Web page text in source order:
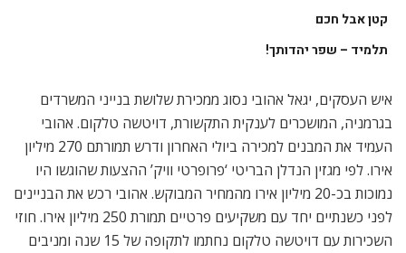
קטן אבל חכם
תלמיד – שפר יהדותך!
איש העסקים, יגאל אהובי נסוג ממכירת שלושת בנייני המשרדים
בגרמניה, המושכרים לענקית התקשורת, דויטשה טלקום. אהובי
העמיד את המבנים למכירה ביולי האחרון ודרש תמורתם 270 מיליון
אירו. לפי מגזין הנדלן הבריטי ‘פרופרטי וויק’ ההצעות שהוגשו היו
נמוכות בכ-20 מיליון אירו מהמחיר המבוקש. אהובי רכש את הבניינים
לפני כשנתיים יחד עם משקיעים פרטיים תמורת 250 מיליון אירו. חוזי
השכירות עם דויטשה טלקום נחתמו לתקופה של 15 שנה ומניבים